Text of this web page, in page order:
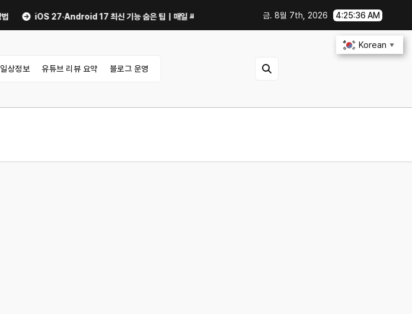
iOS 27·Android 17 최신 기능 숨은 팁｜매일 써먹을 만한 기능만 골랐다 중고 폰·노트북 살 때 사기 안 당하는 체크리
금. 8월 7th, 2026 4:25:37 AM
일상정보 유튜브 리뷰 요약 블로그 운영
Korean ▼